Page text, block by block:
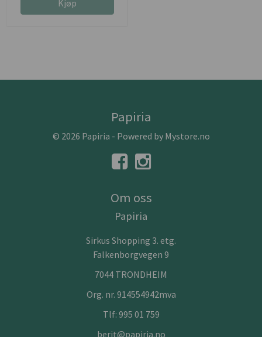
Kjøp
Papiria
© 2026 Papiria - Powered by Mystore.no
Om oss
Papiria
Sirkus Shopping 3. etg.
Falkenborgvegen 9
7044 TRONDHEIM
Org. nr. 914554942mva
Tlf: 995 01 759
berit@papiria.no